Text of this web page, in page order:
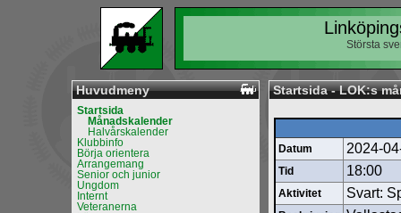
Största
Huvudmeny
Startsida
Månadskalender
Halvårskalender
Klubbinfo
Börja orientera
Arrangemang
Senior och junior
Ungdom
Internt
Veteranerna
Startsida - LOK:s
Datum 2024-
Tid 18:00
Aktivitet Svart: